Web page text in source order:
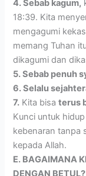
4. Sebab kagum,
18:39. Kita
mengagumi
memang Tuhan
dikagumi dan
5. Sebab penuh
6. Selalu
7. Kita bisaterus
Kunci untuk
kebenaran tanpa
kepada Allah.
E. BAGAIMANA
DENGAN BETUL?